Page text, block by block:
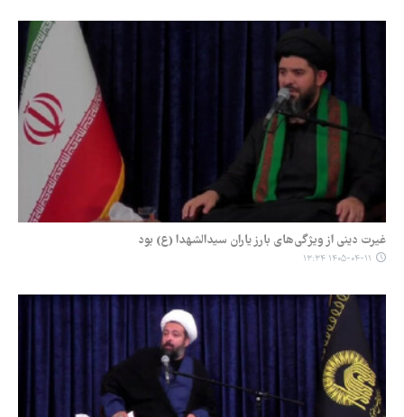
غیرت دینی از ویژگی‌های بارز یاران سیدالشهدا (ع) بود
۱۴۰۵-۰۴-۱۱ ۱۳:۳۴